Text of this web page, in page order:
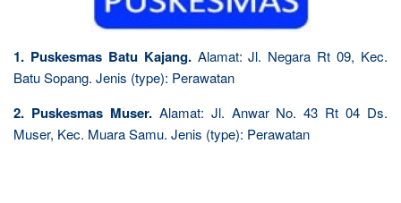
1. Puskesmas Batu Kajang.Alamat: Jl. Negara Rt 09, Kec.
Batu Sopang. Jenis (type): Perawatan
2. Puskesmas Muser.Alamat: Jl. Anwar No. 43 Rt 04 Ds.
Muser, Kec. Muara Samu. Jenis (type): Perawatan